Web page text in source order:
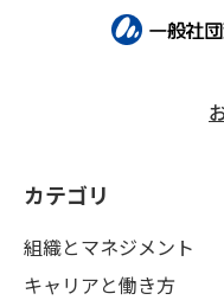
カテゴリ
組織とマネジメント
キャリアと働き方